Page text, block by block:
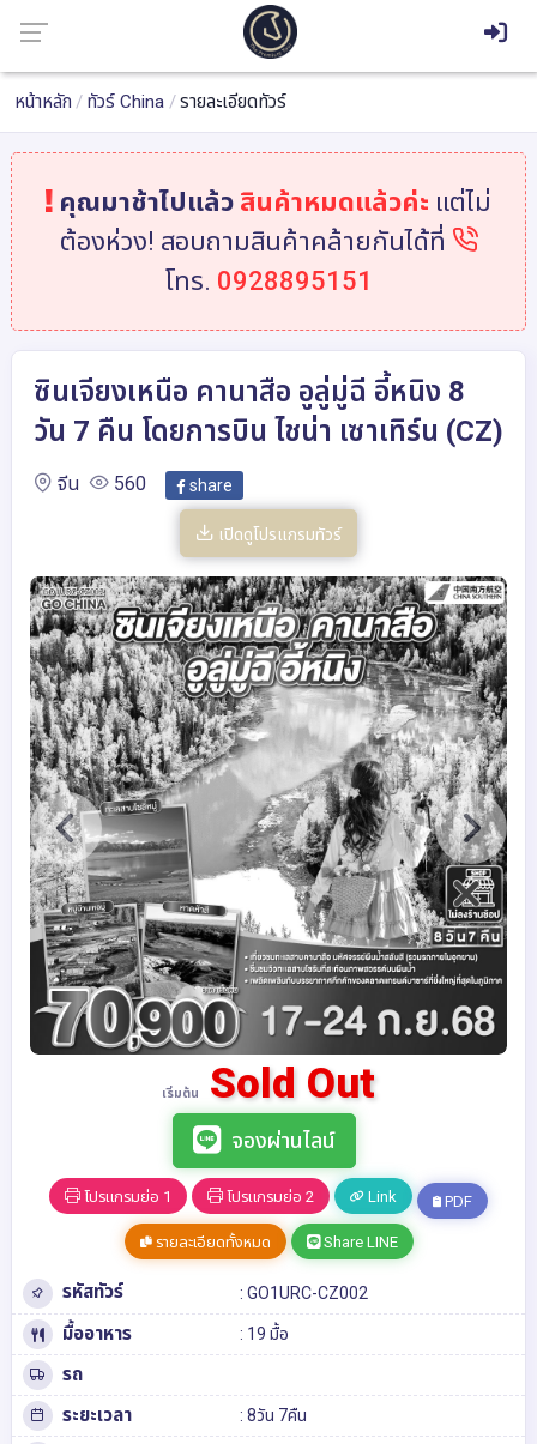
หน้าหลัก ทัวร์ China รายละเอียดทัวร์
คุณมาช้าไปแล้ว สินค้าหมดแล้วค่ะ แต่ไม่
ต้องห่วง! สอบถามสินค้าคล้ายกันได้ที่
โทร. 0928895151
ซินเจียงเหนือ คานาสือ อูลู่มู่ฉี อี้หนิง 8
วัน 7 คืน โดยการบิน ไชน่า เซาเทิร์น (CZ)
จีน 560 share
เปิดดูโปรแกรมทัวร์
เริ่มต้น Sold Out
จองผ่านไลน์
โปรแกรมย่อ 1 โปรแกรมย่อ 2 Link PDF
รายละเอียดทั้งหมด Share LINE
รหัสทัวร์ : GO1URC-CZ002
มื้ออาหาร : 19 มื้อ
รถ
ระยะเวลา
: 8วัน 7คืน